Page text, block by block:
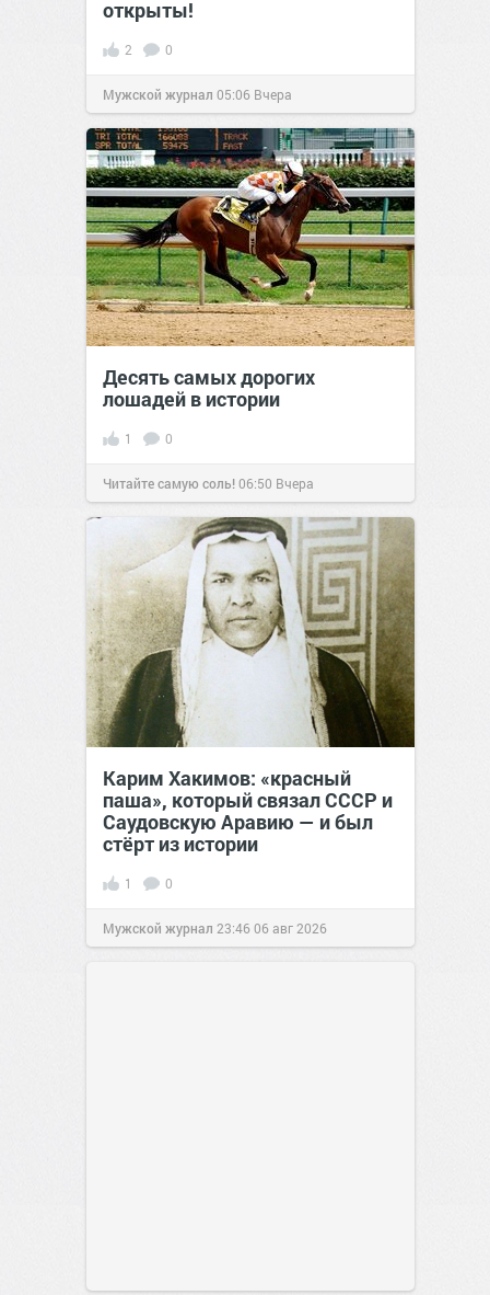
открыты!
2 0
Мужской журнал 05:06 Вчера
Десять самых дорогих
лошадей в истории
1 0
Читайте самую соль!06:50 Вчера
Карим Хакимов: «красный
паша», который связал СССР и
Саудовскую Аравию — и был
стёрт из истории
1 0
Мужской журнал 23:4606 авг 2026